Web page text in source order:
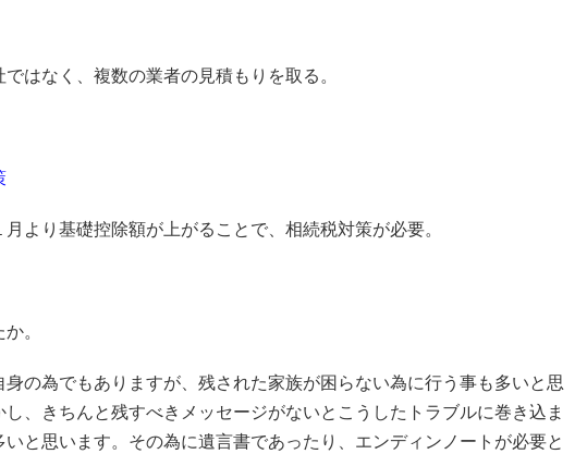
はなく、複数の業者の見積もりを取る。
月より基礎控除額が上がることで、相続税対策が必要。
。
身の為でもありますが、残された家族が困らない為に行う事も多いと思
し、きちんと残すべきメッセージがないとこうしたトラブルに巻き込ま
いと思います。その為に遺言書であったり、エンディンノートが必要と